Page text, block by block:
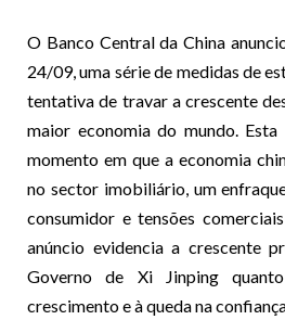
O Banco Central da China
24/09, uma série de medidas de
tentativa de travar a crescente
maior economia do mundo. Esta
momento em que a economia
no sector imobiliário, um
consumidor e tensões
anúncio evidencia a crescente
Governo de Xi Jinping
crescimento e à queda na